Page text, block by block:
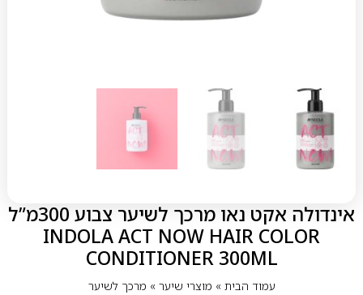
אינדולה אקט נאו מרכך לשיער צבוע 300מ”ל
INDOLA ACT NOW HAIR COLOR
CONDITIONER 300ML
עמוד הבית» מוצרי שיער» מרכך לשיער